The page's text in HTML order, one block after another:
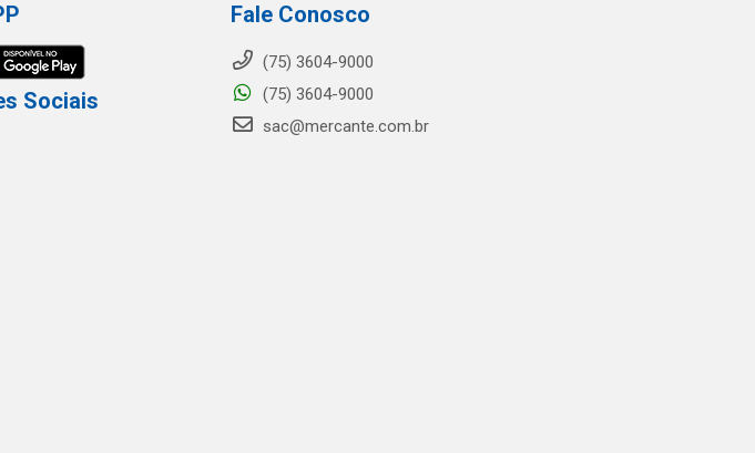
Sociais
Fale Conosco
(75) 3604-9000
(75) 3604-9000
sac@mercante.com.br